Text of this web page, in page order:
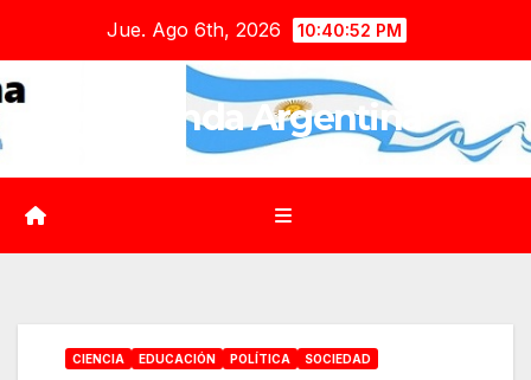
contenido
Jue. Ago 6th, 2026 10:40:53 PM
Agenda Argentina
CIENCIA EDUCACIÓN POLÍTICA SOCIEDAD